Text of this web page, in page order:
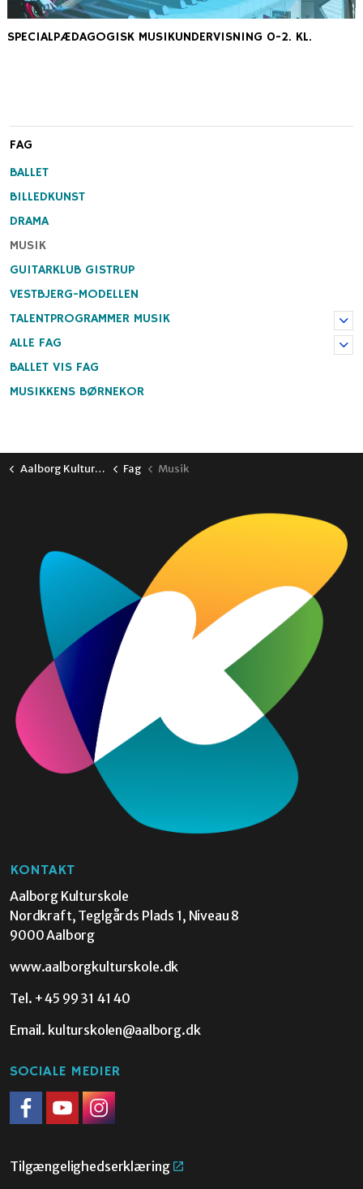
SPECIALPÆDAGOGISK MUSIKUNDERVISNING 0-2. KL.
FAG
BALLET
BILLEDKUNST
DRAMA
MUSIK
GUITARKLUB GISTRUP
VESTBJERG-MODELLEN
TALENTPROGRAMMER MUSIK
ALLE FAG
BALLET VIS FAG
MUSIKKENS BØRNEKOR
Aalborg Kulturskole Fag Musik
KONTAKT
Aalborg Kulturskole
Nordkraft, Teglgårds Plads 1, Niveau 8
9000 Aalborg
www.aalborgkulturskole.dk
Tel. +45 99 31 41 40
Email. kulturskolen@aalborg.dk
SOCIALE MEDIER
Tilgængelighedserklæring